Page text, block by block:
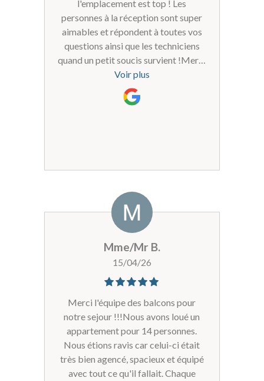
l'emplacement est top ! Les
personnes à la réception sont super
aimables et répondent à toutes vos
questions ainsi que les techniciens
quand un petit soucis survient !Merci
à toute l'équipe des Balcons !
Voir plus
Mme/Mr B.
15/04/26
Merci l'équipe des balcons pour
notre sejour !!!Nous avons loué un
appartement pour 14 personnes.
Nous étions ravis car celui-ci était
très bien agencé, spacieux et équipé
avec tout ce qu'il fallait. Chaque